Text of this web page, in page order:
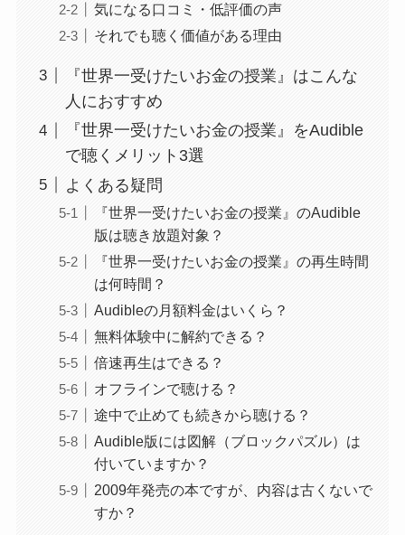
気になる口コミ・低評価の声
それでも聴く価値がある理由
『世界一受けたいお金の授業』はこんな
人におすすめ
『世界一受けたいお金の授業』をAudible
で聴くメリット3選
よくある疑問
『世界一受けたいお金の授業』のAudible
版は聴き放題対象？
『世界一受けたいお金の授業』の再生時間
は何時間？
Audibleの月額料金はいくら？
無料体験中に解約できる？
倍速再生はできる？
オフラインで聴ける？
途中で止めても続きから聴ける？
Audible版には図解（ブロックパズル）は
付いていますか？
2009年発売の本ですが、内容は古くないで
すか？